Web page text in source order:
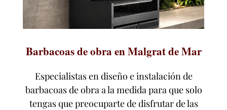
Barbacoas de obra en Malgrat de Mar
Especialistas en diseño e instalación de
barbacoas de obra a la medida para que solo
tengas que preocuparte de disfrutar de las